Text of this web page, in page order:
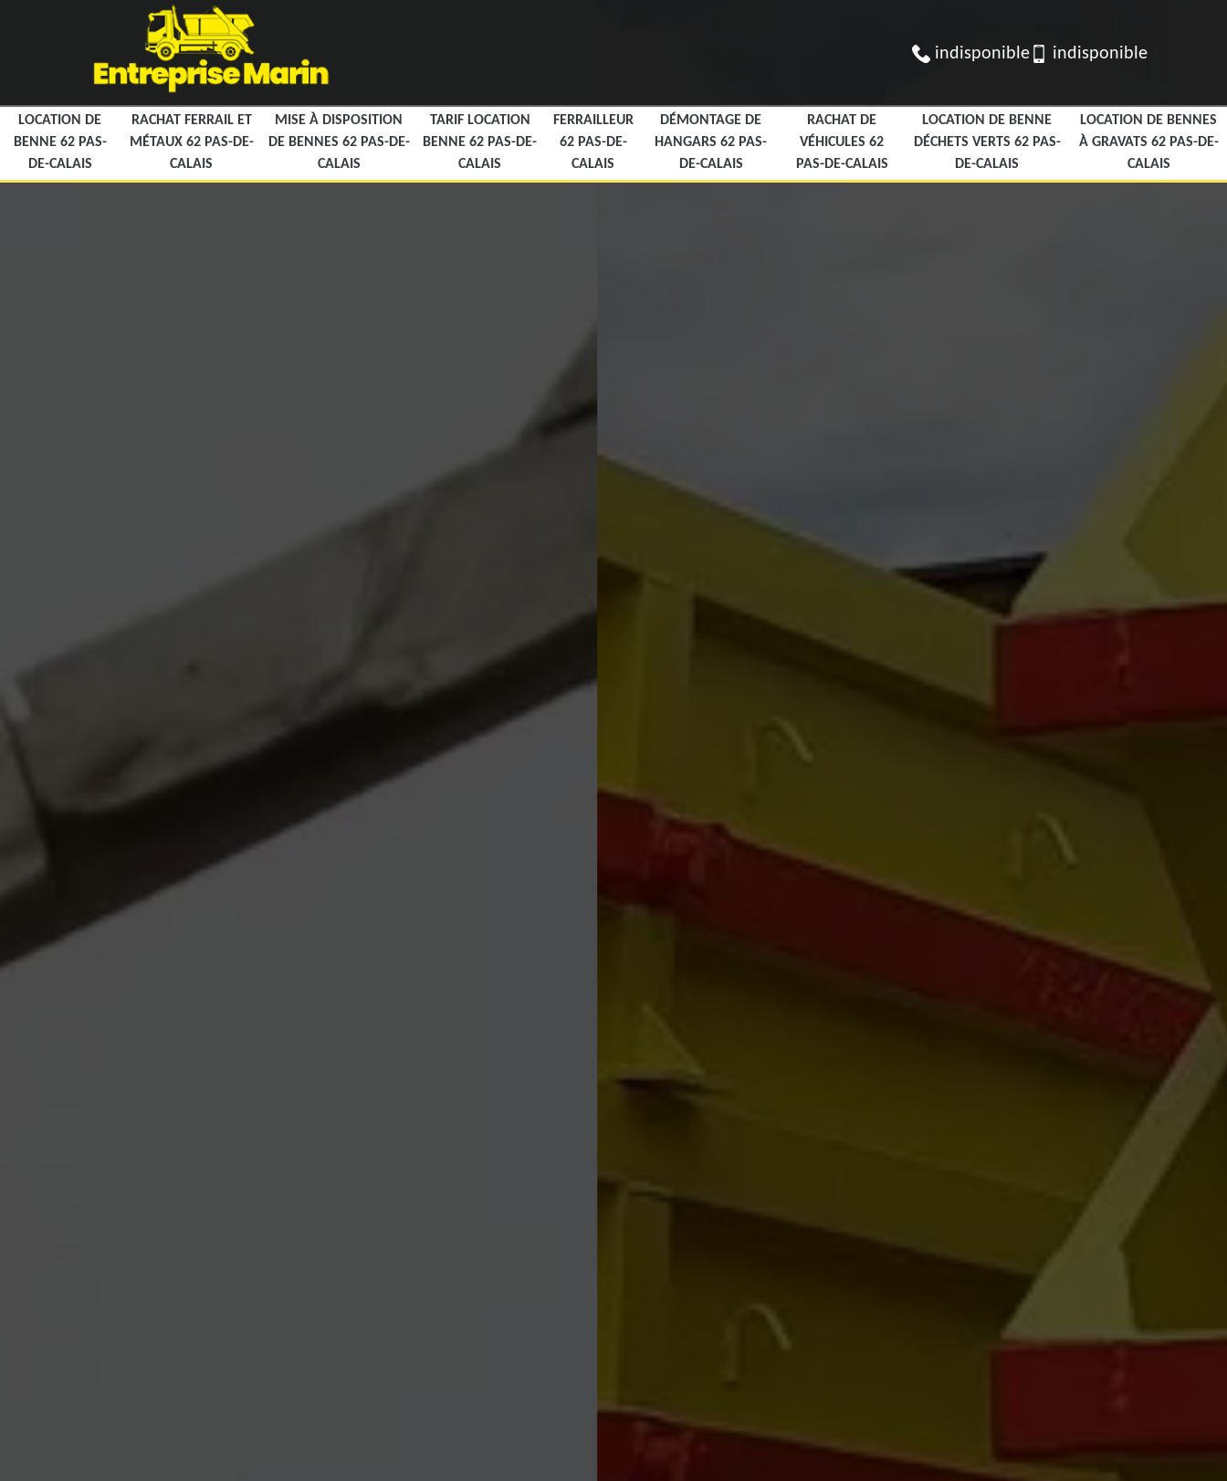
indisponible indisponible
LOCATION DE
BENNE 62 PAS-
DE-CALAIS
RACHAT FERRAIL ET
MÉTAUX 62 PAS-DE-
CALAIS
MISE À DISPOSITION
DE BENNES 62 PAS-DE-
CALAIS
TARIF LOCATION
BENNE 62 PAS-DE-
CALAIS
FERRAILLEUR
62 PAS-DE-
CALAIS
DÉMONTAGE DE
HANGARS 62 PAS-
DE-CALAIS
RACHAT DE
VÉHICULES 62
PAS-DE-CALAIS
LOCATION DE BENNE
DÉCHETS VERTS 62 PAS-
DE-CALAIS
LOCATION DE BENNES
À GRAVATS 62 PAS-DE-
CALAIS